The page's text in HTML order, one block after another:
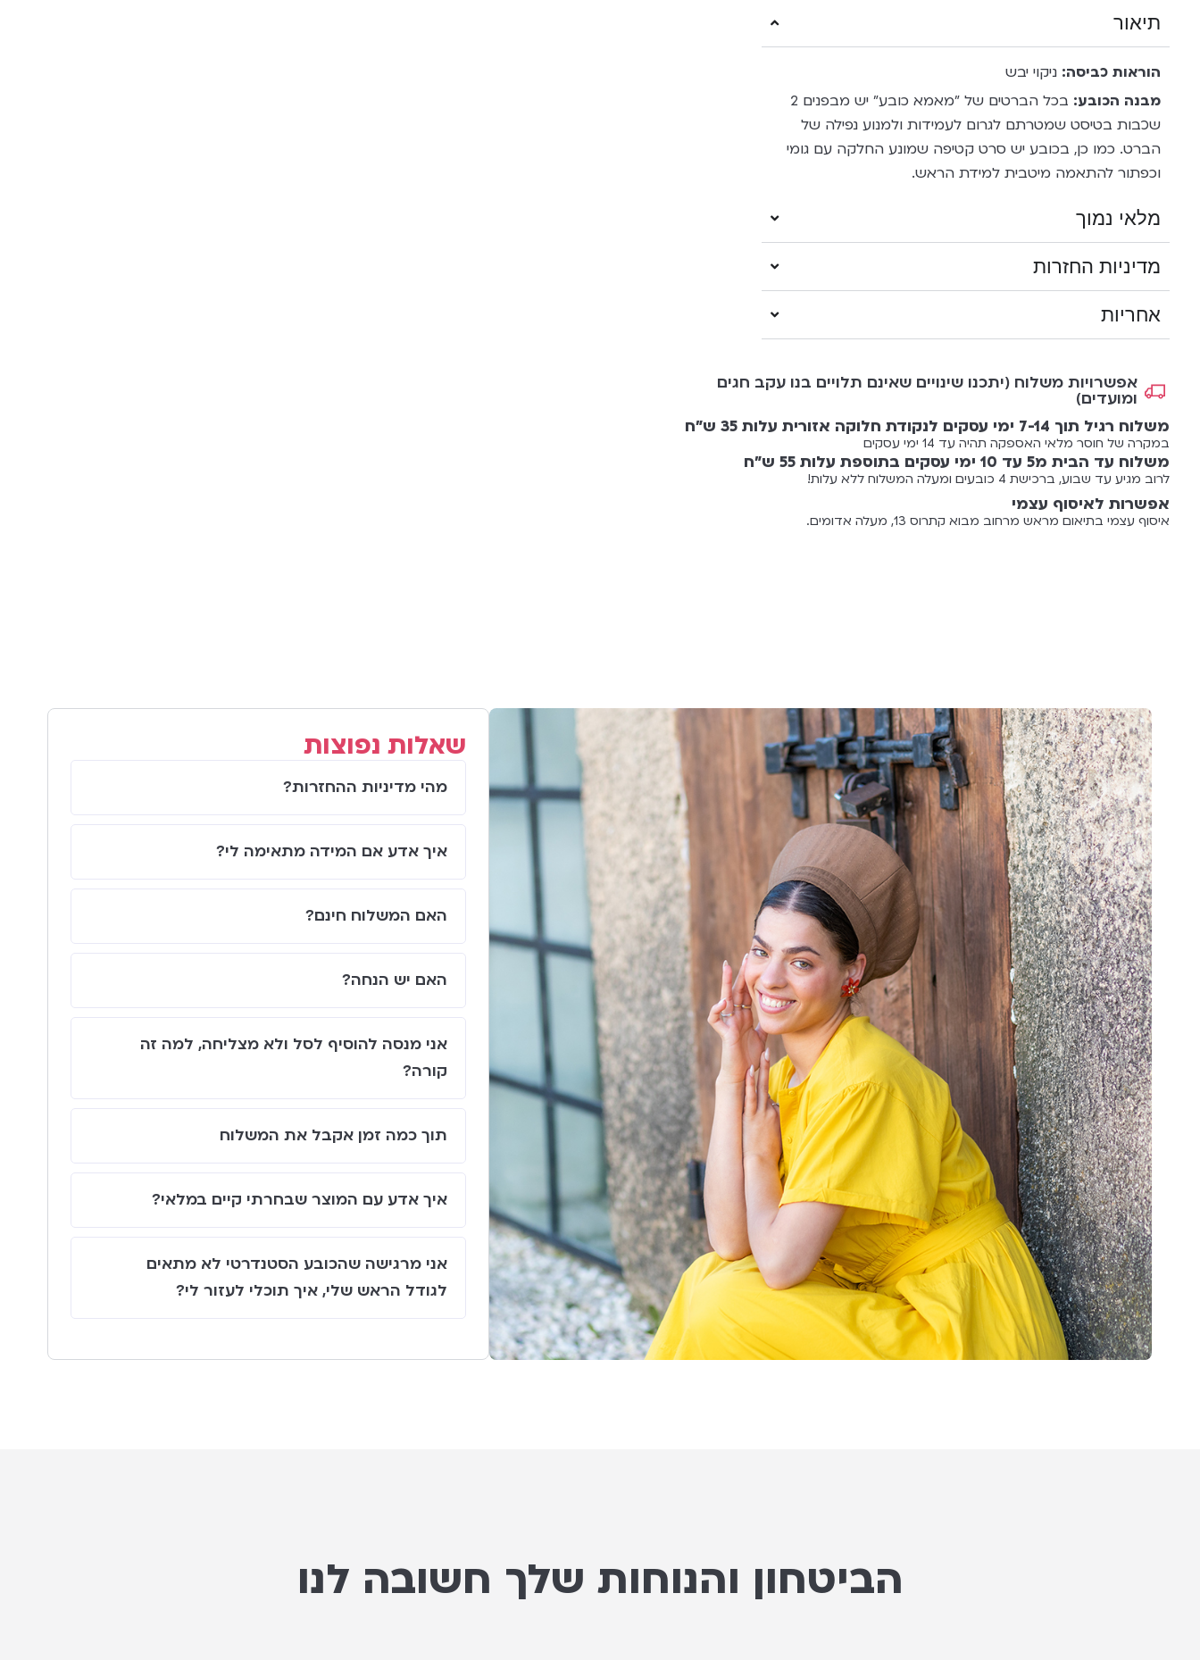
תיאור
הוראות כביסה: ניקוי יבש
מבנה הכובע:
בכל הברטים של "מאמא כובע" יש מבפנים 2
שכבות בטיסט שמטרתם לגרום לעמידות ולמנוע נפילה של
הברט. כמו כן, בכובע יש סרט קטיפה שמונע החלקה עם גומי
וכפתור להתאמה מיטבית למידת הראש.
מלאי נמוך
מדיניות החזרות
אחריות
אפשרויות משלוח (יתכנו שינויים שאינם תלויים בנו עקב חגים
ומועדים)
משלוח רגיל תוך 7-14 ימי עסקים לנקודת חלוקה אזורית עלות 35 ש"ח
במקרה של חוסר מלאי האספקה תהיה עד 14 ימי עסקים
משלוח עד הבית מ5 עד 10 ימי עסקים בתוספת עלות 55 ש"ח
לרוב מגיע עד שבוע, ברכישת 4 כובעים ומעלה המשלוח ללא עלות!
אפשרות לאיסוף עצמי
איסוף עצמי בתיאום מראש מרחוב מבוא קתרוס 13, מעלה אדומים.
שאלות נפוצות
מהי מדיניות ההחזרות?
איך אדע אם המידה מתאימה לי?
האם המשלוח חינם?
האם יש הנחה?
אני מנסה להוסיף לסל ולא מצליחה, למה זה
קורה?
תוך כמה זמן אקבל את המשלוח
איך אדע עם המוצר שבחרתי קיים במלאי?
אני מרגישה שהכובע הסטנדרטי לא מתאים
לגודל הראש שלי, איך תוכלי לעזור לי?
הביטחון והנוחות שלך חשובה לנו